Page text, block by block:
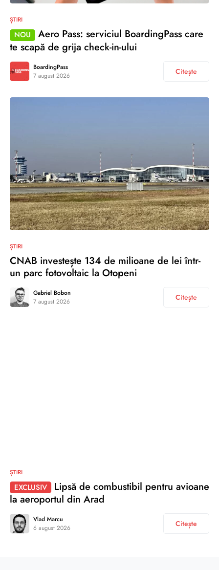
ȘTIRI
NOU
Aero Pass: serviciul BoardingPass care
te scapă de grija check-in-ului
BoardingPass
7 august 2026
Citește
ȘTIRI
CNAB investește 134 de milioane de lei într-
un parc fotovoltaic la Otopeni
Gabriel Bobon
7 august 2026
Citește
ȘTIRI
EXCLUSIV
Lipsă de combustibil pentru avioane
la aeroportul din Arad
Vlad Marcu
6 august 2026
Citește